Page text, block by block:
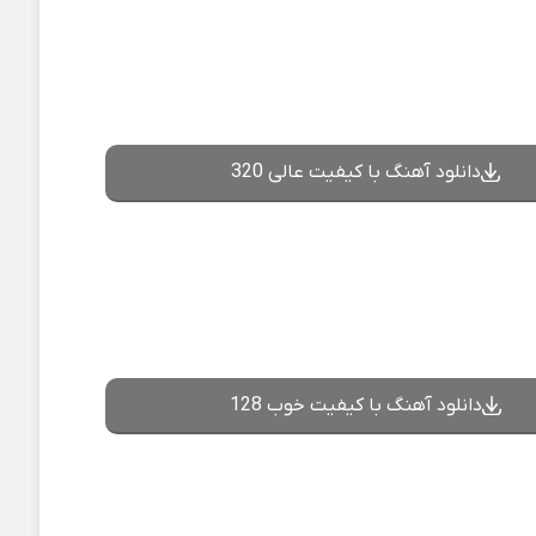
دانلود آهنگ با کیفیت عالی 320
دانلود آهنگ با کیفیت خوب 128